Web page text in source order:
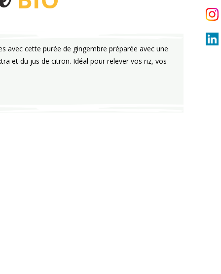
avec cette purée de gingembre préparée avec une
et du jus de citron. Idéal pour relever vos riz, vos